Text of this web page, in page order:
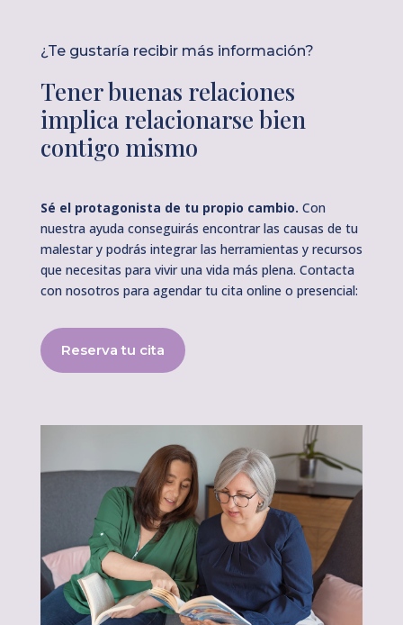
¿Te gustaría recibir más información?
Tener buenas relaciones
implica relacionarse bien
contigo mismo
Sé el protagonista de tu propio cambio. Con
nuestra ayuda conseguirás encontrar las causas de tu
malestar y podrás integrar las herramientas y recursos
que necesitas para vivir una vida más plena. Contacta
con nosotros para agendar tu cita online o presencial:
Reserva tu cita